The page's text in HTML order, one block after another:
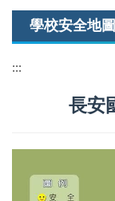
學校安全地圖
:::
長安